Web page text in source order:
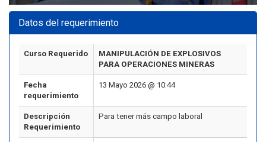
Datos del requerimiento
Curso Requerido
MANIPULACIÓN DE EXPLOSIVOS
PARA OPERACIONES MINERAS
Fecha
requerimiento
13 Mayo 2026 @ 10:44
Descripción
Requerimiento
Para tener más campo laboral